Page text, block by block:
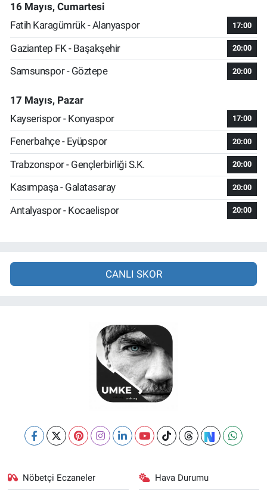
16 Mayıs, Cumartesi
Fatih Karagümrük - Alanyaspor
17:00
Gaziantep FK - Başakşehir 20:00
Samsunspor - Göztepe 20:00
17 Mayıs, Pazar
Kayserispor - Konyaspor
17:00
Fenerbahçe - Eyüpspor 20:00
Trabzonspor - Gençlerbirliği S.K. 20:00
Kasımpaşa - Galatasaray 20:00
Antalyaspor - Kocaelispor 20:00
CANLI SKOR
Nöbetçi Eczaneler Hava Durumu